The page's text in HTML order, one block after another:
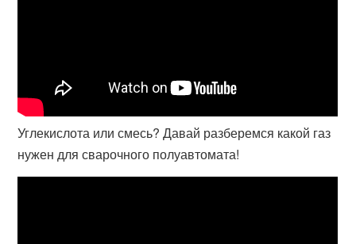
Углекислота или смесь? Давай разберемся какой газ
нужен для сварочного полуавтомата!